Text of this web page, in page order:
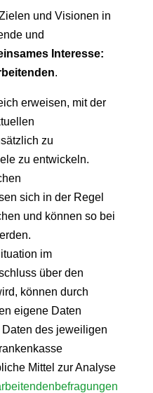
und Visionen in
und
Interesse:
.
erweisen, mit der
zu
zu entwickeln.
sich in der Regel
und können so bei
im
über den
können durch
eigene Daten
des jeweiligen
Mittel zur Analyse